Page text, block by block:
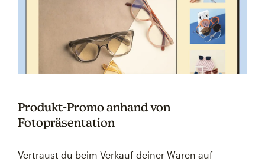
Produkt-Promo anhand von
Fotopräsentation
Vertraust du beim Verkauf deiner Waren auf